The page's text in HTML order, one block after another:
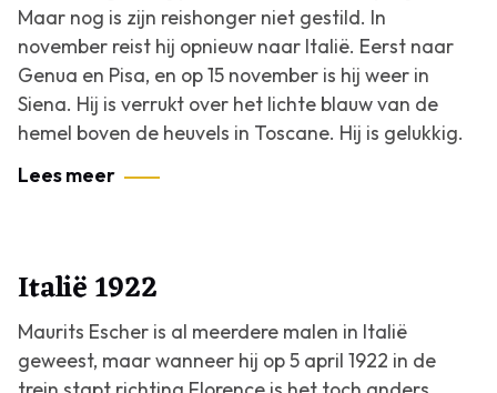
Maar nog is zijn reishonger niet gestild. In
november reist hij opnieuw naar Italië. Eerst naar
Genua en Pisa, en op 15 november is hij weer in
Siena. Hij is verrukt over het lichte blauw van de
hemel boven de heuvels in Toscane. Hij is gelukkig.
Lees meer
Italië 1922
Maurits Escher is al meerdere malen in Italië
geweest, maar wanneer hij op 5 april 1922 in de